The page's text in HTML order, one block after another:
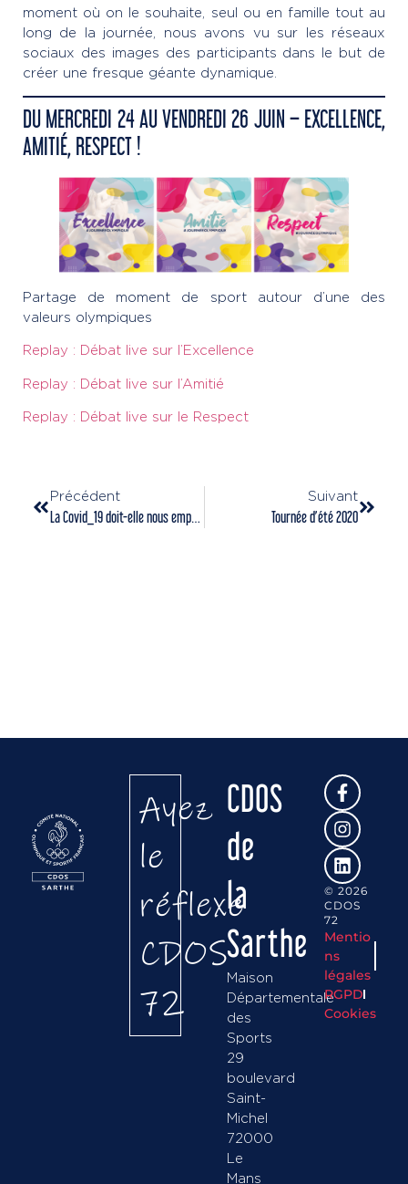
moment où on le souhaite, seul ou en famille tout au
long de la journée, nous avons vu sur les réseaux
sociaux des images des participants dans le but de
créer une fresque géante dynamique.
DU MERCREDI 24 AU VENDREDI 26 JUIN – EXCELLENCE,
AMITIÉ, RESPECT !
Partage de moment de sport autour d’une des
valeurs olympiques
Replay : Débat live sur l’Excellence
Replay : Débat live sur l’Amitié
Replay : Débat live sur le Respect
Précédent Suivant
Tournée d’été 2020
Ayez
le
réflexe
CDOS
72
CDOS
de
la
Sarthe
Maison
Départementale
des
Sports
29
boulevard
Saint-
Michel
72000
Le
Mans
© 2026
CDOS
72
Mentio
ns
légales
RGPD
Cookies